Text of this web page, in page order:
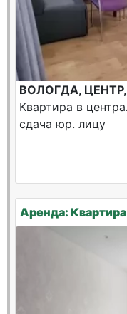
ВОЛОГДА,
Квартира в
сдача юр. лицу
Аренда: Квартира